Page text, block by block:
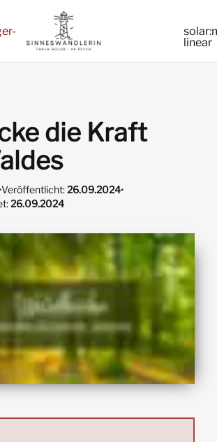
linear
die Kraft
•Veröffentlicht:26.09.2024•
26.09.2024